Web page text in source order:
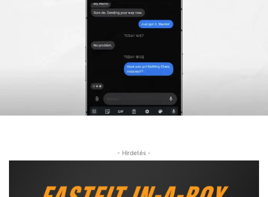
- Hirdetés -